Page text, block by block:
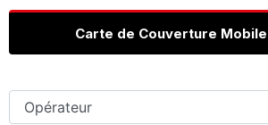
Carte de Couverture Mobile